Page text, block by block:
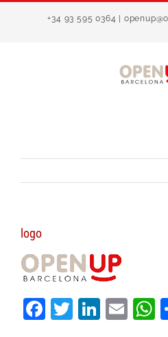
+34 93 595 0364 |
logo
Facebook
Twitter